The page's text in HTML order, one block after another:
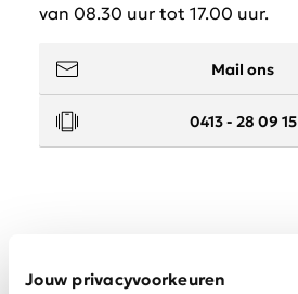
Jouw privacyvoorkeuren
van 08.30 uur tot 17.00 uur.
Mail ons
0413 - 28 09 15